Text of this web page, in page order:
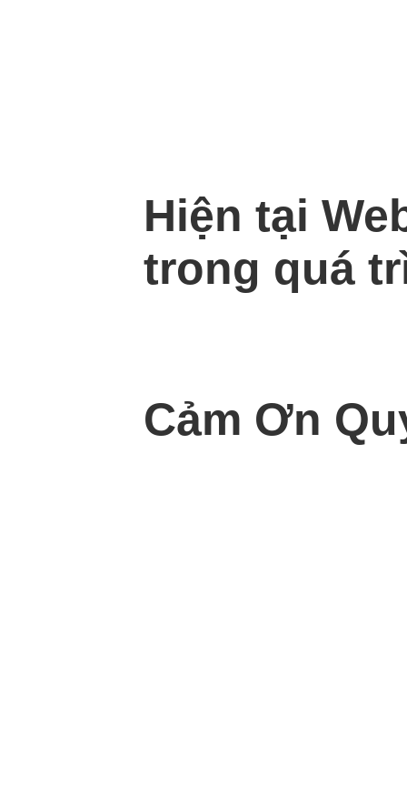
Hiện tại
trong quá
Cảm Ơn